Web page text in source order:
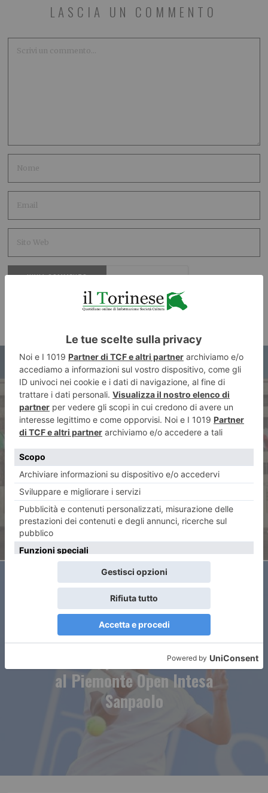
LASCIA UN COMMENTO
ARTICOLO PRECEDENTE
Arriva la Fiat 500 Hybrid a
Mirafiori, forse si chiamerà
“Torino”
ARTICOLO SUCCESSIVO
Arnaboldi, primo hurrà azzurro
al Piemonte Open Intesa
Sanpaolo